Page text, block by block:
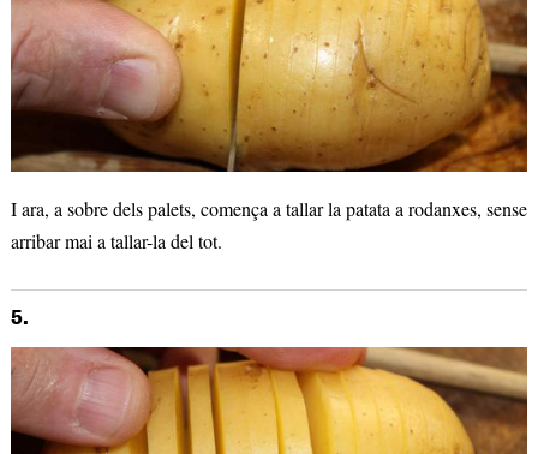
I ara, a sobre dels palets, comença a tallar la patata a rodanxes, sense
arribar mai a tallar-la del tot.
5.